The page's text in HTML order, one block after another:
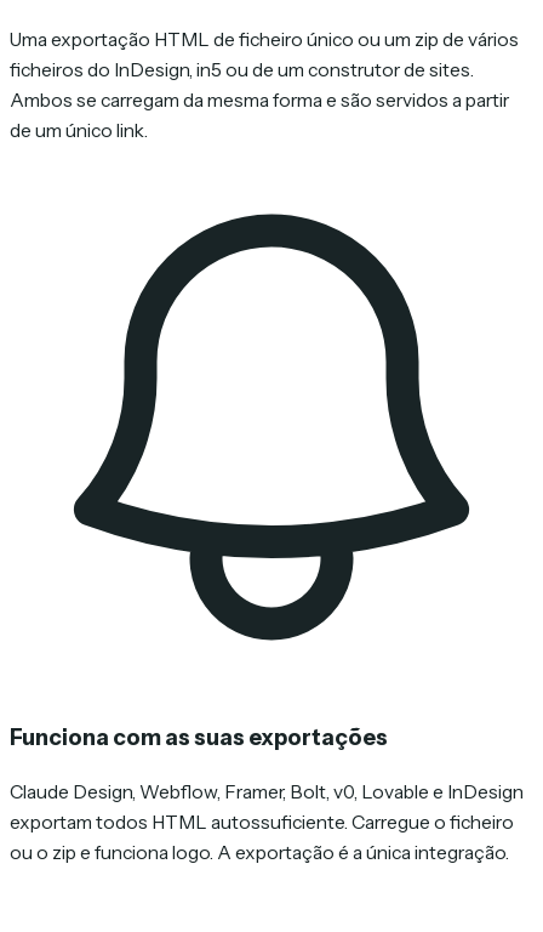
Uma exportação HTML de ficheiro único ou um zip de vários
ficheiros do InDesign, in5 ou de um construtor de sites.
Ambos se carregam da mesma forma e são servidos a partir
de um único link.
Funciona com as suas exportações
Claude Design, Webflow, Framer, Bolt, v0, Lovable e InDesign
exportam todos HTML autossuficiente. Carregue o ficheiro
ou o zip e funciona logo. A exportação é a única integração.